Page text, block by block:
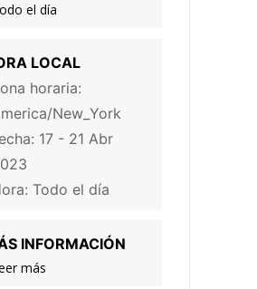
el día
LOCAL
horaria:
New_York
17 - 21 Abr
Todo el día
INFORMACIÓN
más